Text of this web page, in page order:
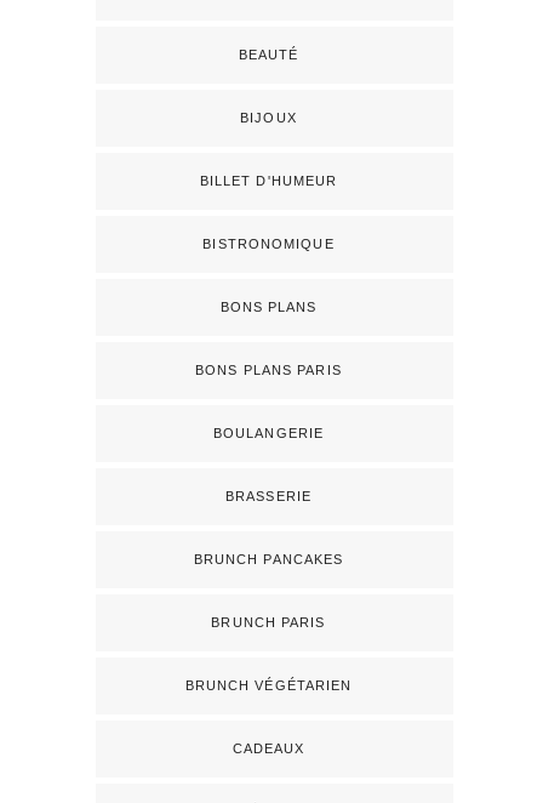
BEAUTÉ
BIJOUX
BILLET D'HUMEUR
BISTRONOMIQUE
BONS PLANS
BONS PLANS PARIS
BOULANGERIE
BRASSERIE
BRUNCH PANCAKES
BRUNCH PARIS
BRUNCH VÉGÉTARIEN
CADEAUX